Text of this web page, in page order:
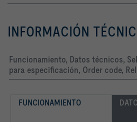
INFORMACIÓN
Funcionamiento, Datos técnicos,
para especificación, Order code,
FUNCIONAMIENTO